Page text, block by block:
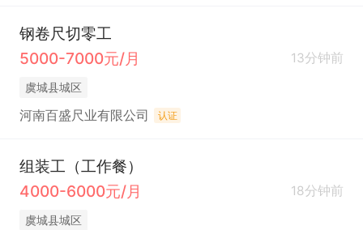
钢卷尺切零工
5000-7000元/月
13分钟前
虞城县城区
河南百盛尺业有限公司 认证
组装工（工作餐）
4000-6000元/月
18分钟前
虞城县城区